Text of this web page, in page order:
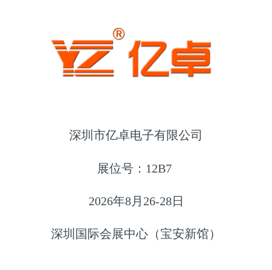
深圳市亿卓电子有限公司
展位号：12B7
2026年8月26-28日
深圳国际会展中心（宝安新馆）